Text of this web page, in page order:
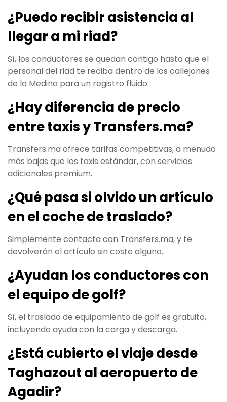
¿Puedo recibir asistencia al
llegar a mi riad?
Sí, los conductores se quedan contigo hasta que el
personal del riad te reciba dentro de los callejones
de la Medina para un registro fluido.
¿Hay diferencia de precio
entre taxis y Transfers.ma?
Transfers.ma ofrece tarifas competitivas, a menudo
más bajas que los taxis estándar, con servicios
adicionales premium.
¿Qué pasa si olvido un artículo
en el coche de traslado?
Simplemente contacta con Transfers.ma, y te
devolverán el artículo sin coste alguno.
¿Ayudan los conductores con
el equipo de golf?
Sí, el traslado de equipamiento de golf es gratuito,
incluyendo ayuda con la carga y descarga.
¿Está cubierto el viaje desde
Taghazout al aeropuerto de
Agadir?